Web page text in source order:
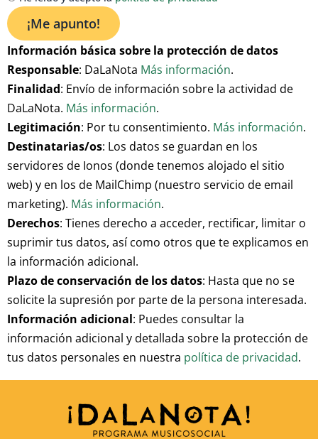
Información básica sobre la protección de datos
Responsable: DaLaNota Más información.
Finalidad: Envío de información sobre la actividad de
DaLaNota. Más información.
Legitimación: Por tu consentimiento. Más información.
Destinatarias/os: Los datos se guardan en los
servidores de Ionos (donde tenemos alojado el sitio
web) y en los de MailChimp (nuestro servicio de email
marketing). Más información.
Derechos: Tienes derecho a acceder, rectificar, limitar o
suprimir tus datos, así como otros que te explicamos en
la información adicional.
Plazo de conservación de los datos: Hasta que no se
solicite la supresión por parte de la persona interesada.
Información adicional: Puedes consultar la
información adicional y detallada sobre la protección de
tus datos personales en nuestra política de privacidad.